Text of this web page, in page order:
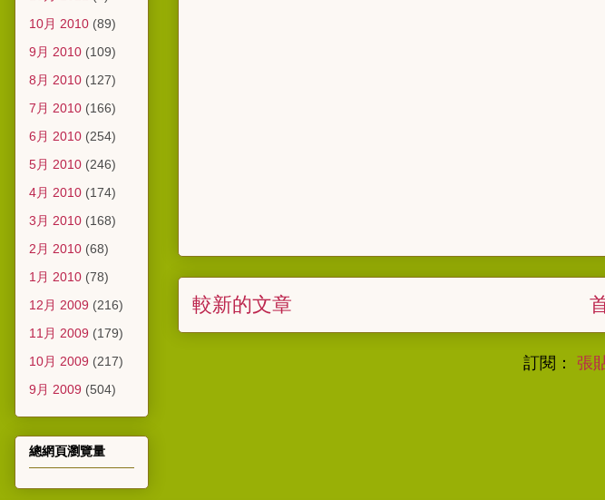
較新的文章
訂閱： 張
10月 2010 (89)
9月 2010 (109)
8月 2010 (127)
7月 2010 (166)
6月 2010 (254)
5月 2010 (246)
4月 2010 (174)
3月 2010 (168)
2月 2010 (68)
1月 2010 (78)
12月 2009 (216)
11月 2009 (179)
10月 2009 (217)
9月 2009 (504)
總網頁瀏覽量